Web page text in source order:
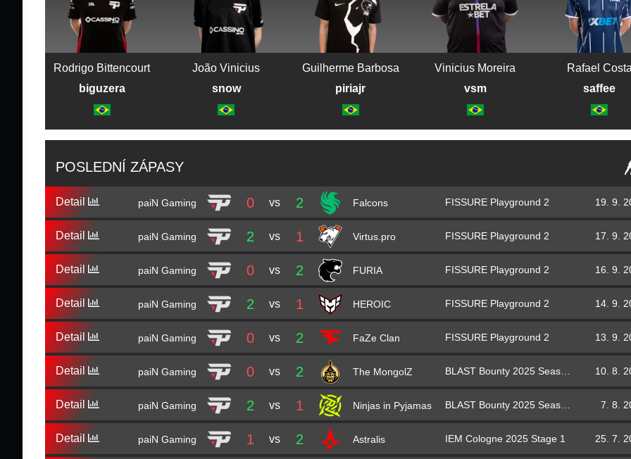
Rodrigo Bittencourt
biguzera
João Vinicius
snow
Guilherme Barbosa
piriajr
Vinicius Moreira
vsm
Rafael
saffee
POSLEDNÍ ZÁPASY
Detail paiN Gaming 0 vs 2 Falcons FISSURE Playground 2 19. 9.
Detail paiN Gaming 2 vs 1 Virtus.pro FISSURE Playground 2 17. 9.
Detail paiN Gaming 0 vs 2 FURIA FISSURE Playground 2 16. 9.
Detail paiN Gaming 2 vs 1 HEROIC FISSURE Playground 2 14. 9.
Detail paiN Gaming 0 vs 2 FaZe Clan FISSURE Playground 2 13. 9.
Detail paiN Gaming 0 vs 2 The MongolZ BLAST Bounty 2025 Season 2 10. 8.
Detail paiN Gaming 2 vs 1 Ninjas in Pyjamas BLAST Bounty 2025 Season 2 7. 8.
Detail paiN Gaming 1 vs 2 Astralis IEM Cologne 2025 Stage 1 25. 7.